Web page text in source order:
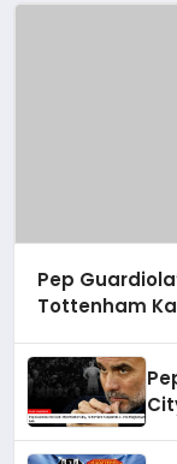
Pep
Tottenham